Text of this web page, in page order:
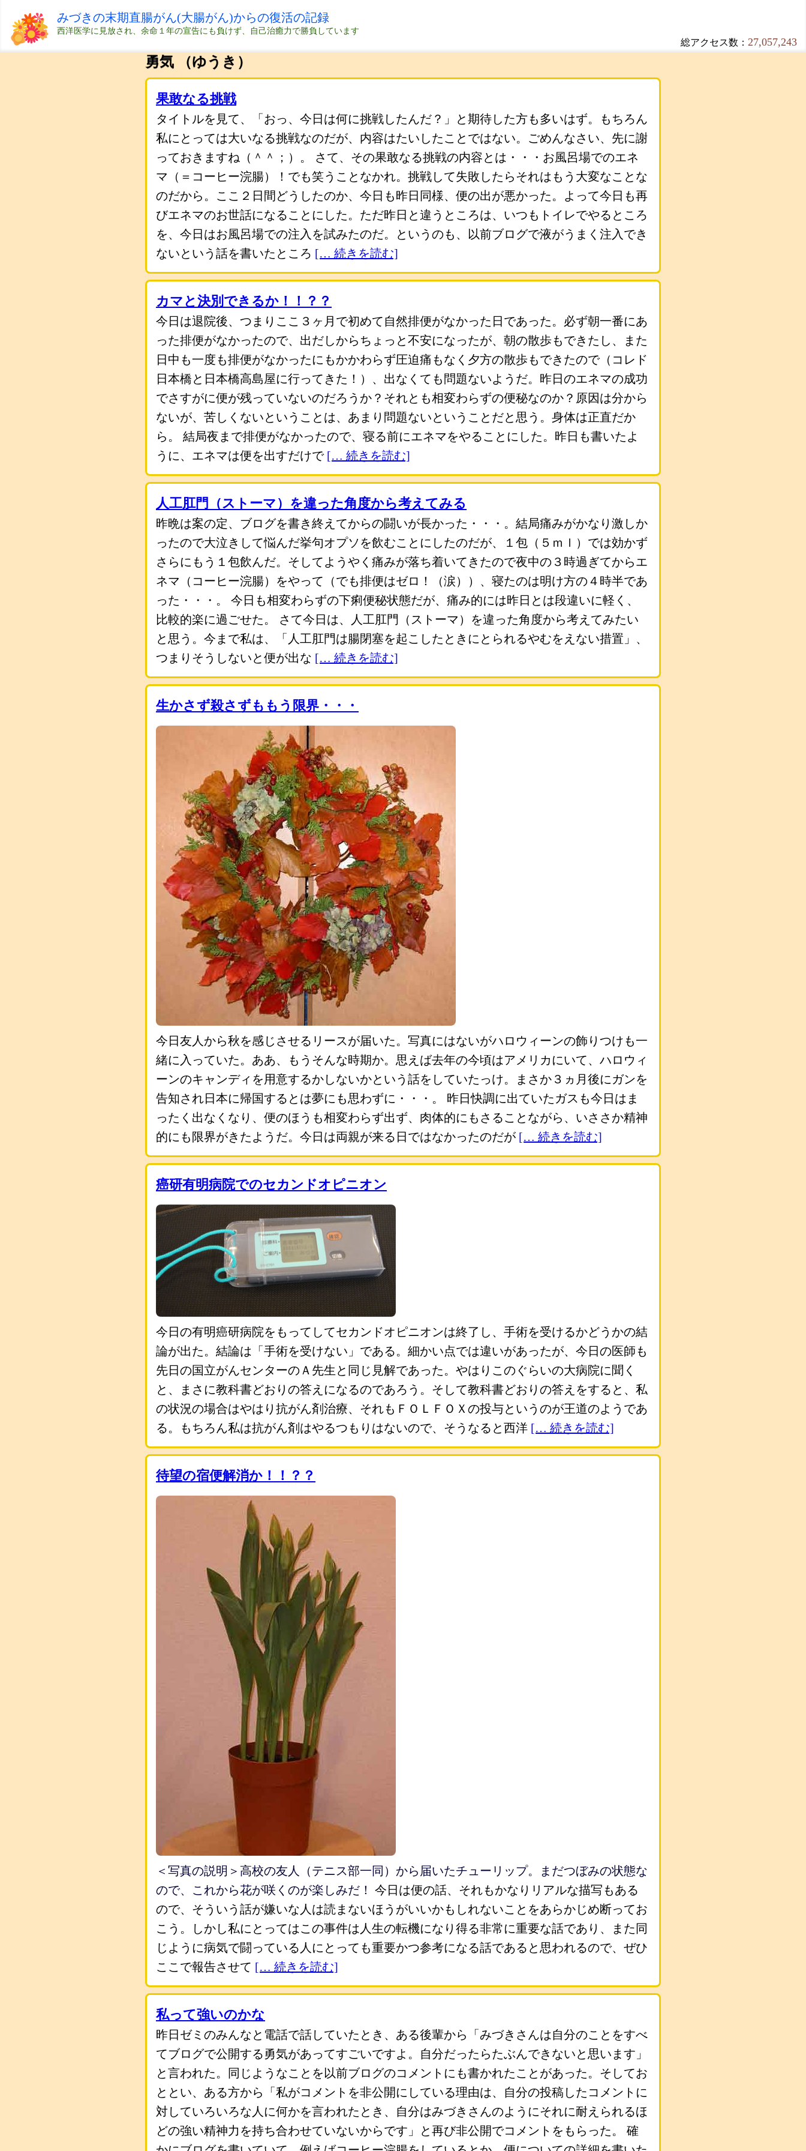
みづきの末期直腸がん(大腸がん)からの復活の記録
西洋医学に見放され、余命１年の宣告にも負けず、自己治癒力で勝負しています
総アクセス数： 27,057,243
勇気 （ゆうき）
果敢なる挑戦
タイトルを見て、「おっ、今日は何に挑戦したんだ？」と期待した方も多いはず。もちろん
私にとっては大いなる挑戦なのだが、内容はたいしたことではない。ごめんなさい、先に謝
っておきますね（＾＾；）。 さて、その果敢なる挑戦の内容とは・・・お風呂場でのエネ
マ（＝コーヒー浣腸）！でも笑うことなかれ。挑戦して失敗したらそれはもう大変なことな
のだから。ここ２日間どうしたのか、今日も昨日同様、便の出が悪かった。よって今日も再
びエネマのお世話になることにした。ただ昨日と違うところは、いつもトイレでやるところ
を、今日はお風呂場での注入を試みたのだ。というのも、以前ブログで液がうまく注入でき
ないという話を書いたところ [… 続きを読む]
カマと決別できるか！！？？
今日は退院後、つまりここ３ヶ月で初めて自然排便がなかった日であった。必ず朝一番にあ
った排便がなかったので、出だしからちょっと不安になったが、朝の散歩もできたし、また
日中も一度も排便がなかったにもかかわらず圧迫痛もなく夕方の散歩もできたので（コレド
日本橋と日本橋高島屋に行ってきた！）、出なくても問題ないようだ。昨日のエネマの成功
でさすがに便が残っていないのだろうか？それとも相変わらずの便秘なのか？原因は分から
ないが、苦しくないということは、あまり問題ないということだと思う。身体は正直だか
ら。 結局夜まで排便がなかったので、寝る前にエネマをやることにした。昨日も書いたよ
うに、エネマは便を出すだけで [… 続きを読む]
人工肛門（ストーマ）を違った角度から考えてみる
昨晩は案の定、ブログを書き終えてからの闘いが長かった・・・。結局痛みがかなり激しか
ったので大泣きして悩んだ挙句オプソを飲むことにしたのだが、１包（５ｍｌ）では効かず
さらにもう１包飲んだ。そしてようやく痛みが落ち着いてきたので夜中の３時過ぎてからエ
ネマ（コーヒー浣腸）をやって（でも排便はゼロ！（涙））、寝たのは明け方の４時半であ
った・・・。 今日も相変わらずの下痢便秘状態だが、痛み的には昨日とは段違いに軽く、
比較的楽に過ごせた。 さて今日は、人工肛門（ストーマ）を違った角度から考えてみたい
と思う。今まで私は、「人工肛門は腸閉塞を起こしたときにとられるやむをえない措置」、
つまりそうしないと便が出な [… 続きを読む]
生かさず殺さずももう限界・・・
今日友人から秋を感じさせるリースが届いた。写真にはないがハロウィーンの飾りつけも一
緒に入っていた。ああ、もうそんな時期か。思えば去年の今頃はアメリカにいて、ハロウィ
ーンのキャンディを用意するかしないかという話をしていたっけ。まさか３ヵ月後にガンを
告知され日本に帰国するとは夢にも思わずに・・・。 昨日快調に出ていたガスも今日はま
ったく出なくなり、便のほうも相変わらず出ず、肉体的にもさることながら、いささか精神
的にも限界がきたようだ。今日は両親が来る日ではなかったのだが [… 続きを読む]
癌研有明病院でのセカンドオピニオン
今日の有明癌研病院をもってしてセカンドオピニオンは終了し、手術を受けるかどうかの結
論が出た。結論は「手術を受けない」である。細かい点では違いがあったが、今日の医師も
先日の国立がんセンターのＡ先生と同じ見解であった。やはりこのぐらいの大病院に聞く
と、まさに教科書どおりの答えになるのであろう。そして教科書どおりの答えをすると、私
の状況の場合はやはり抗がん剤治療、それもＦＯＬＦＯＸの投与というのが王道のようであ
る。もちろん私は抗がん剤はやるつもりはないので、そうなると西洋 [… 続きを読む]
待望の宿便解消か！！？？
＜写真の説明＞高校の友人（テニス部一同）から届いたチューリップ。まだつぼみの状態な
ので、これから花が咲くのが楽しみだ！
今日は便の話、それもかなりリアルな描写もある
ので、そういう話が嫌いな人は読まないほうがいいかもしれないことをあらかじめ断ってお
こう。しかし私にとってはこの事件は人生の転機になり得る非常に重要な話であり、また同
じように病気で闘っている人にとっても重要かつ参考になる話であると思われるので、ぜひ
ここで報告させて [… 続きを読む]
私って強いのかな
昨日ゼミのみんなと電話で話していたとき、ある後輩から「みづきさんは自分のことをすべ
てブログで公開する勇気があってすごいですよ。自分だったらたぶんできないと思います」
と言われた。同じようなことを以前ブログのコメントにも書かれたことがあった。そしてお
ととい、ある方から「私がコメントを非公開にしている理由は、自分の投稿したコメントに
対していろいろな人に何かを言われたとき、自分はみづきさんのようにそれに耐えられるほ
どの強い精神力を持ち合わせていないからです」と再び非公開でコメントをもらった。 確